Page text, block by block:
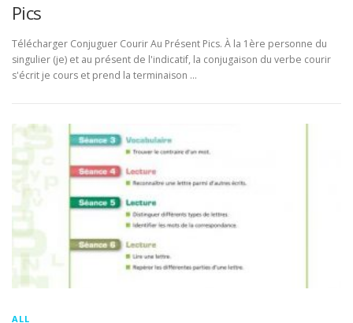
Pics
Télécharger Conjuguer Courir Au Présent Pics. À la 1ère personne du
singulier (je) et au présent de l'indicatif, la conjugaison du verbe courir
s'écrit je cours et prend la terminaison …
ALL